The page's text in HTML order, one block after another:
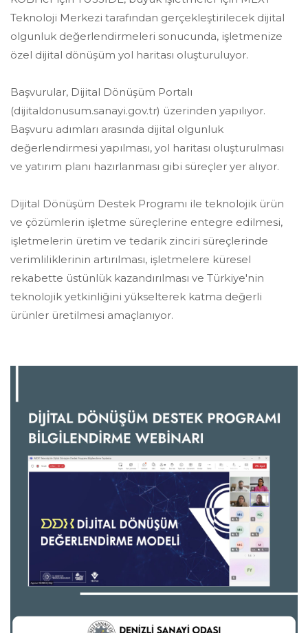
Teknoloji Merkezi tarafından gerçekleştirilecek dijital
olgunluk değerlendirmeleri sonucunda, işletmenize
özel dijital dönüşüm yol haritası oluşturuluyor.
Başvurular, Dijital Dönüşüm Portalı
(dijitaldonusum.sanayi.gov.tr) üzerinden yapılıyor.
Başvuru adımları arasında dijital olgunluk
değerlendirmesi yapılması, yol haritası oluşturulması
ve yatırım planı hazırlanması gibi süreçler yer alıyor.
Dijital Dönüşüm Destek Programı ile teknolojik ürün
ve çözümlerin işletme süreçlerine entegre edilmesi,
işletmelerin üretim ve tedarik zinciri süreçlerinde
verimliliklerinin artırılması, işletmelere küresel
rekabette üstünlük kazandırılması ve Türkiye'nin
teknolojik yetkinliğini yükselterek katma değerli
ürünler üretilmesi amaçlanıyor.